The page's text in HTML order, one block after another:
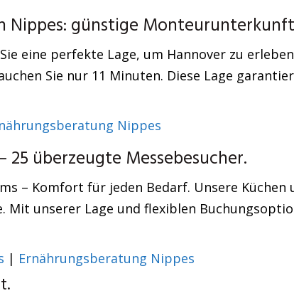
Nippes: günstige
eine perfekte Lage, um Hannover zu
Sie nur 11 Minuten. Diese Lage
Nippes
überzeugte Messebesucher.
– Komfort für jeden Bedarf. Unsere Küchen
Mit unserer Lage und flexiblen
| Ernährungsberatung Nippes